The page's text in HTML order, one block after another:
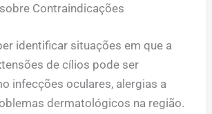
Contraindicações
identificar situações em que a
de cílios pode ser
infecções oculares, alergias a
dermatológicos na região.